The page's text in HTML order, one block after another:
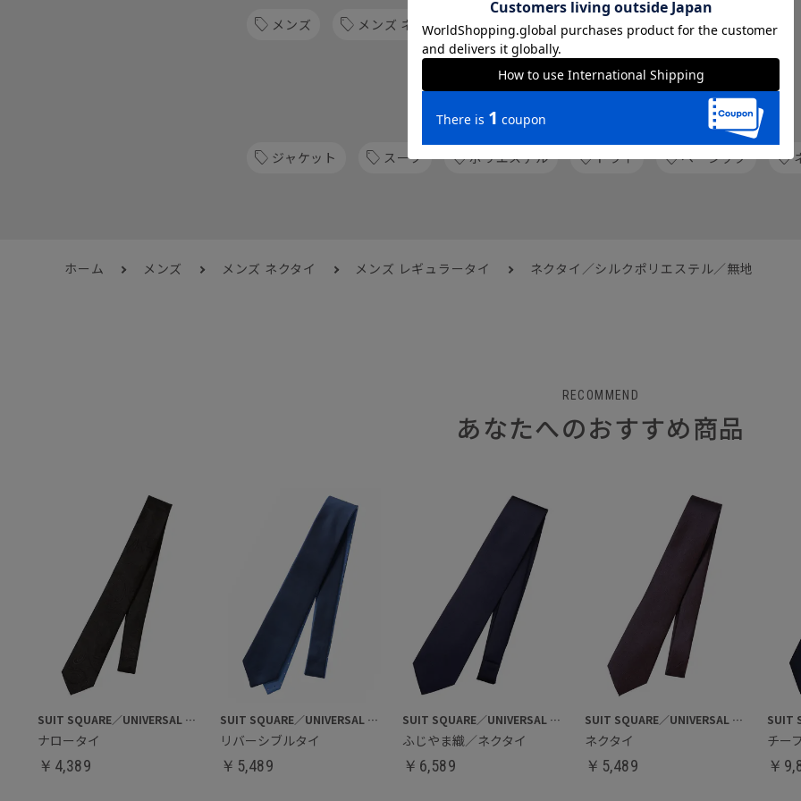
メンズ メンズ ネクタイ レギュラータイ
人気のハッシュタグから探す
ジャケット スーツ ポリエステル ドライ ベーシック
ホーム メンズ メンズ ネクタイ メンズ レギュラータイ ネクタイ／シルクポリエステル／無地
RECOMMEND
あなたへのおすすめ商品
SUIT SQUARE／UNIVERSAL LANGUAGE
ナロータイ
￥ 4,389
SUIT SQUARE／UNIVERSAL LANGUAGE
リバーシブルタイ
￥ 5,489
SUIT SQUARE／UNIVERSAL LANGUAGE
ふじやま織／ネクタイ
￥ 6,589
SUIT SQUARE／UNIVERSAL LANGUAGE
ネクタイ
￥ 5,489
チー
￥